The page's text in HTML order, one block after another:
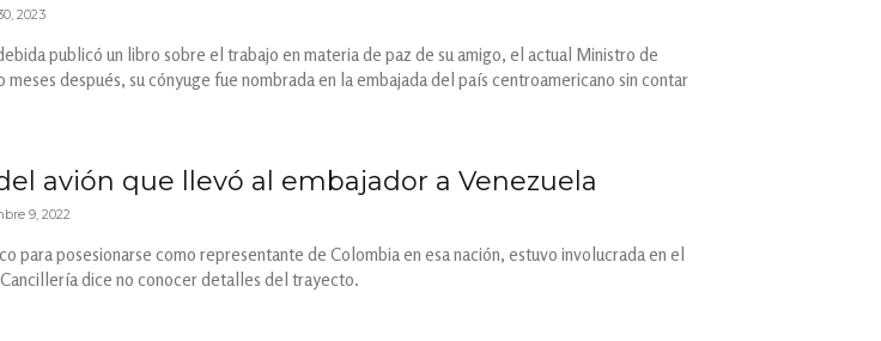
2023
publicó un libro sobre el trabajo en materia de paz de su amigo, el actual Ministro de
después, su cónyuge fue nombrada en la embajada del país centroamericano sin contar
avión que llevó al embajador a Venezuela
9, 2022
para posesionarse como representante de Colombia en esa nación, estuvo involucrada en el
dice no conocer detalles del trayecto.